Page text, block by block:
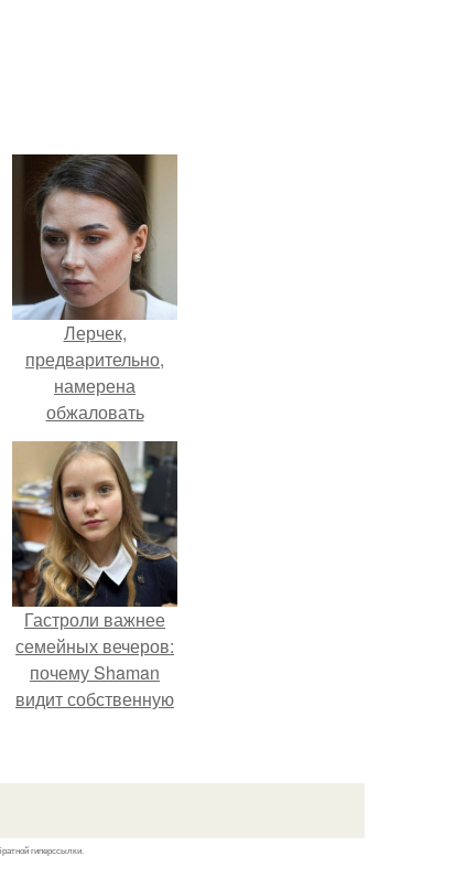
Лерчек,
предварительно,
намерена
обжаловать
приговор.
Гастроли важнее
семейных вечеров:
почему Shaman
видит собственную
вживую.
гиперссылки.